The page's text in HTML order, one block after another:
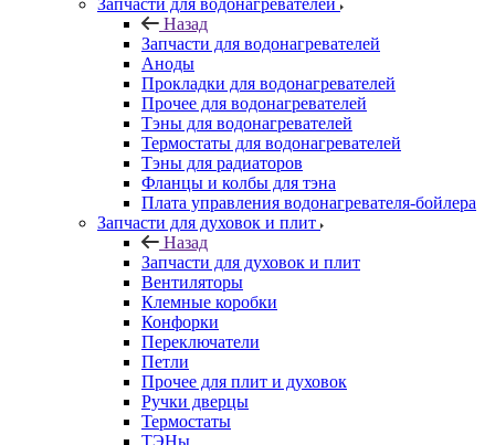
Запчасти для водонагревателей
Назад
Запчасти для водонагревателей
Аноды
Прокладки для водонагревателей
Прочее для водонагревателей
Тэны для водонагревателей
Термостаты для водонагревателей
Тэны для радиаторов
Фланцы и колбы для тэна
Плата управления водонагревателя-бойлера
Запчасти для духовок и плит
Назад
Запчасти для духовок и плит
Вентиляторы
Клемные коробки
Конфорки
Переключатели
Петли
Прочее для плит и духовок
Ручки дверцы
Термостаты
ТЭНы